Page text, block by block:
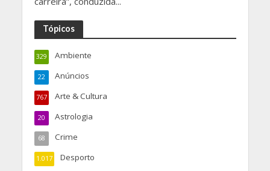
Tópicos
Ambiente
329
Anúncios
22
Arte & Cultura
767
Astrologia
20
Crime
68
Desporto
1.017